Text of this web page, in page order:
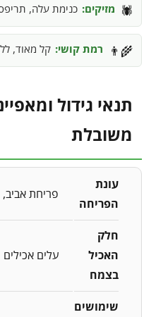
🕷️ מזיקים: כנימת עלה,
👨‍🌾 רמת קושי: קל מאוד,
תנאי גידול
משובלת
עונת
הפריחה
פריחת אביב
חלק
האכיל
בצמח
עלים אכילים
שימושים